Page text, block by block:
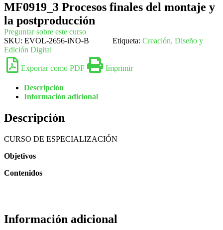
CONTROL DEL
MANTENIMIENTO DE
INSTALACIONES
SOLARES TÉRMICAS
OFFSET, FLEXOGRAFÍA,
SERIGRAFÍA Y
MF0919_3 Procesos finales del montaje y
la postproducción
Preguntar sobre este curso
SKU: EVOL-2656-iNO-B Etiqueta: Creación, Diseño y
Edición Digital
Exportar como PDF Imprimir
Descripción
Información adicional
Descripción
CURSO DE ESPECIALIZACIÓN
Objetivos
Contenidos
Información adicional